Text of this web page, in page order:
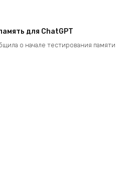
для ChatGPT
о начале тестирования памяти